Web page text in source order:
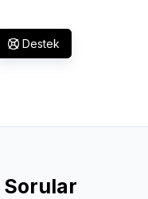
Destek
Sorular